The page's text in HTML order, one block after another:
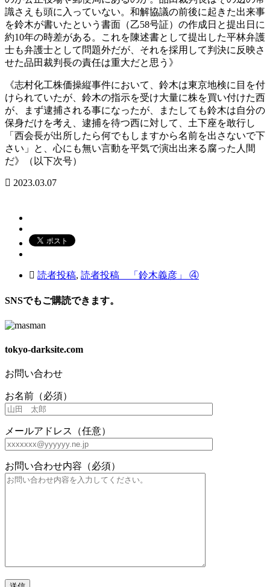
識さえも頭に入っていない。和解協議の前後に起きた出来事
を鈴木が書いたという書面（乙58号証）の作成日と提出日に
約10年の時差がある。これを陳述書として提出した平林弁護
士も弁護士として問題外だが、それを採用して判決に反映さ
せた品田裁判長の責任は重大だと思う》
《志村化工株価操縦事件において、鈴木は東京地検に目を付
けられていたが、鈴木の指示を受け大量に株を買い付けた西
が、まず逮捕される事になったが、またしても鈴木は自分の
保身だけを考え、逮捕を待つ西に対して、土下座を敢行し
「西会長が出所したら何でもしますから名前を出さないで下
さい」と、心にも無い言動を平気で演出出来る腐った人間
だ》（以下次号）
2023.03.07
読者投稿, 読者投稿 「鈴木義彦」 ④
SNSでもご購読できます。
tokyo-darksite.com
お問い合わせ
お名前（必須）
メールアドレス（任意）
お問い合わせ内容（必須）